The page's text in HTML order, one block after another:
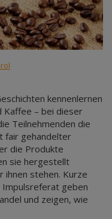
kennenlernen
Kaffee – bei dieser
Teilnehmenden die
fair gehandelter
die Produkte
sie hergestellt
ihnen stehen. Kurze
Impulsreferat geben
und zeigen, wie